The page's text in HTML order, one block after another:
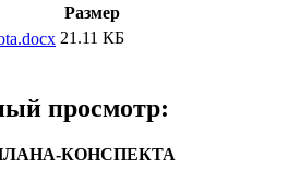
Размер
21.11 КБ
просмотр: